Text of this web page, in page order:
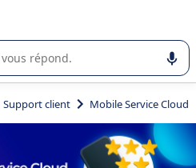
l'utilisation ou la sélection de
Support client Mobile Service Cloud